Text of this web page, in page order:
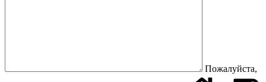
Пожалуйста,